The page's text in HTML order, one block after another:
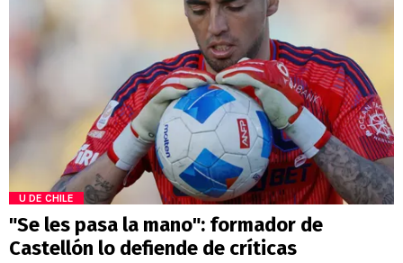
U DE CHILE
"Se les pasa la mano": formador de
Castellón lo defiende de críticas